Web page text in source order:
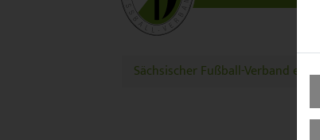
Sächsischer Fußball-Verband e.V.